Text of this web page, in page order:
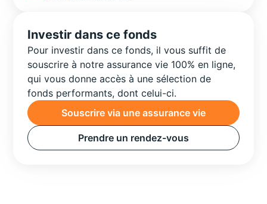
Investir dans ce fonds
Pour investir dans ce fonds, il vous suffit de
souscrire à notre assurance vie 100% en ligne,
qui vous donne accès à une sélection de
fonds performants, dont celui-ci.
Souscrire via une assurance vie
Prendre un rendez-vous